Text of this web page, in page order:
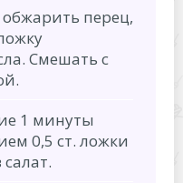
перец,
Смешать с
1 минуты
0,5 ст. ложки